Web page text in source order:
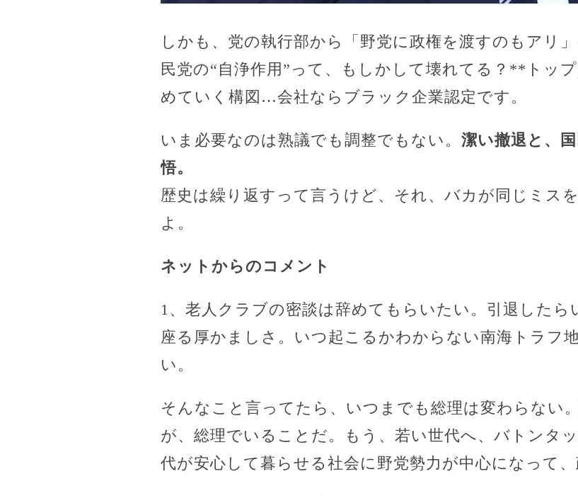
しかも、党の執行部から「野党に政権を渡すのもアリ
民党の“自浄作用”って、もしかして壊れてる？**トッ
めていく構図…会社ならブラック企業認定です。
いま必要なのは熟議でも調整でもない。 潔い撤退と、
悟。
歴史は繰り返すって言うけど、それ、バカが同じミス
よ。
ネットからのコメント
1、老人クラブの密談は辞めてもらいたい。引退したら
座る厚かましさ。いつ起こるかわからない南海トラフ
い。
そんなこと言ってたら、いつまでも総理は変わらない
が、総理でいることだ。もう、若い世代へ、バトンタ
代が安心して暮らせる社会に野党勢力が中心になって